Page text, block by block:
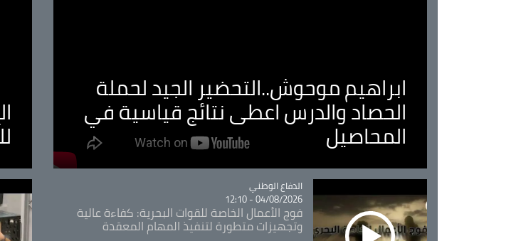
ابراهيم موحوش..التحضير الجيد لحملة
الحصاد والدرس اعطى نتائج قياسية في
المحاصيل
Catégorie
الدفاع الوطني
04/08/2026 - 12:10
فوج الأعمال الخاصة للقوات البحرية: كفاءة عالية
وتجهيزات متطورة لتنفيذ المهام المعقدة